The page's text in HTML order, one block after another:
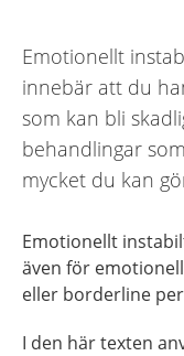
Emotionellt
innebär att du
som kan bli
behandlingar
mycket du kan
Emotionellt
även för
eller borderline
I den här texten